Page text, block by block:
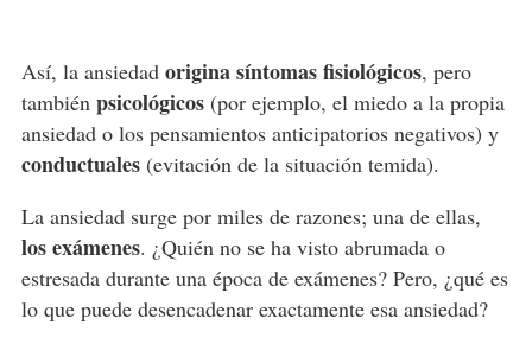
Así, la ansiedad origina síntomas fisiológicos, pero
también psicológicos(por ejemplo, el miedo a la propia
ansiedad o los pensamientos anticipatorios negativos) y
conductuales(evitación de la situación temida).
La ansiedad surge por miles de razones; una de ellas,
los exámenes. ¿Quién no se ha visto abrumada o
estresada durante una época de exámenes? Pero, ¿qué es
lo que puede desencadenar exactamente esa ansiedad?